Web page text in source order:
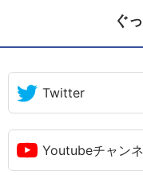
ぐ
Twitter
Youtubeチャン